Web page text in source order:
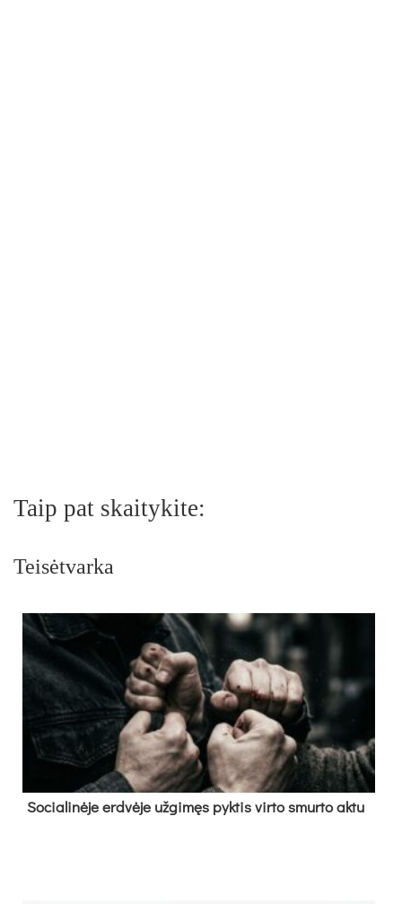
Taip pat skaitykite:
Teisėtvarka
So­cia­li­nė­je erd­vė­je už­gi­męs pyk­tis vir­to smur­to ak­tu